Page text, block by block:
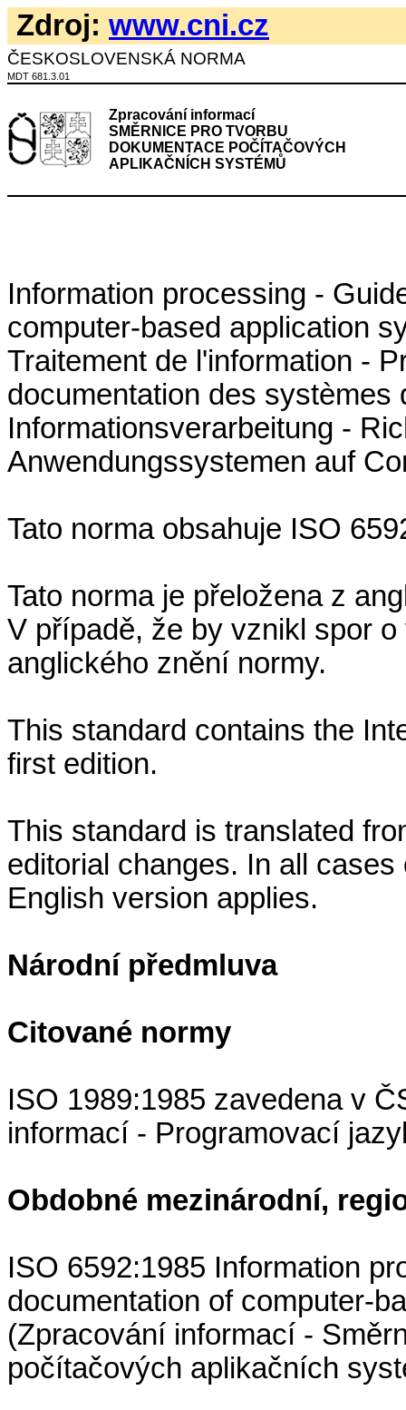
Zdroj: www.cni.cz
ČESKOSLOVENSKÁ NORMA
MDT 681.3.01
Zpracování informací
SMĚRNICE PRO TVORBU
DOKUMENTACE POČÍTAČOVÝCH
APLIKAČNÍCH SYSTÉMŮ
Information processing -
computer-based application
Traitement de l'information -
documentation des systèmes
Informationsverarbeitung -
Anwendungssystemen auf
Tato norma obsahuje ISO
Tato norma je přeložena z
V případě, že by vznikl spor
anglického znění normy.
This standard contains the
first edition.
This standard is translated
editorial changes. In all
English version applies.
Národní předmluva
Citované normy
ISO 1989:1985 zavedena v
informací - Programovací
Obdobné mezinárodní,
ISO 6592:1985 Information
documentation of computer-
(Zpracování informací -
počítačových aplikačních